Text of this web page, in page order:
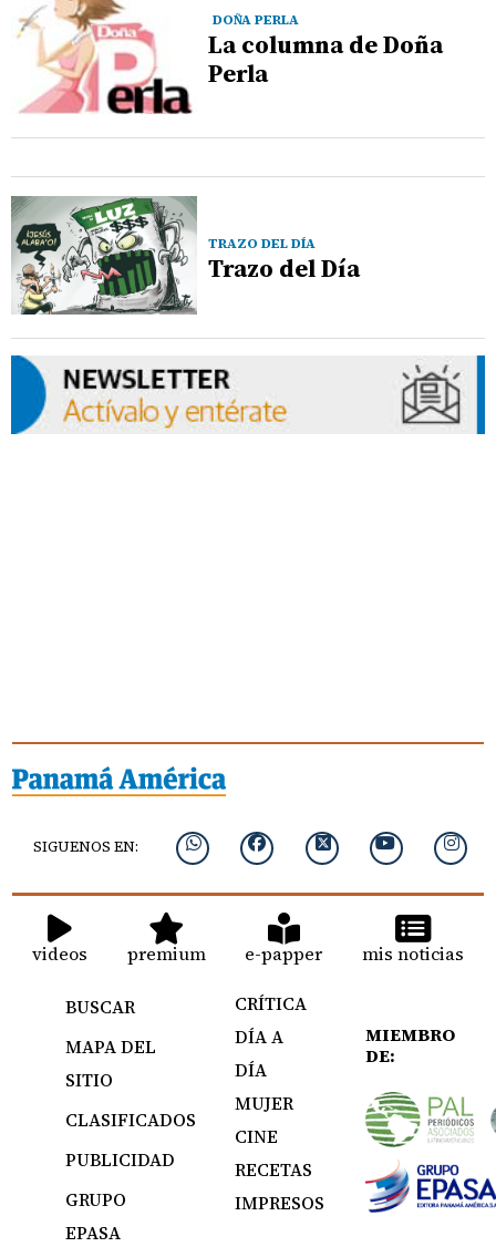
DOÑA PERLA
La columna de Doña
Perla
TRAZO DEL DÍA
Trazo del Día
SIGUENOS EN:
videos premium e-papper mis noticias
BUSCAR
MAPA DEL
SITIO
CLASIFICADOS
PUBLICIDAD
GRUPO
EPASA
CRÍTICA
DÍA A
DÍA
MUJER
CINE
RECETAS
IMPRESOS
MIEMBRO
DE: